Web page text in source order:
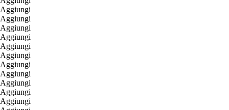
Aggiungi
Aggiungi
Aggiungi
Aggiungi
Aggiungi
Aggiungi
Aggiungi
Aggiungi
Aggiungi
Aggiungi
Aggiungi